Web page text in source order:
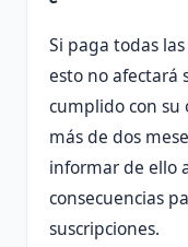
Si paga todas
esto no afectará
cumplido con
más de dos
informar de ello
consecuencias
suscripciones.